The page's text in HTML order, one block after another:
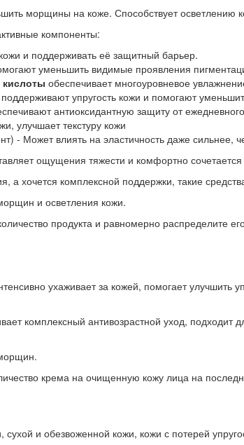
морщины на коже. Способствует осветлению
компоненты:
и поддерживать её защитный барьер.
уменьшить видимые проявления
обеспечивает многоуровневое
поддерживают упругость кожи и помогают
антиоксидантную защиту от
улучшает текстуру кожи
- Может влиять на эластичность даже сильнее,
ощущения тяжести и комфортно
а хочется комплексной поддержки, такие
и осветления кожи.
продукта и равномерно распределите
ухаживает за кожей, помогает улучшить
комплексный антивозрастной уход,
крема на очищенную кожу лица на
и обезвоженной кожи, кожи с потерей